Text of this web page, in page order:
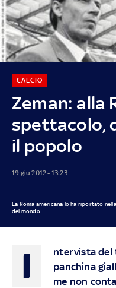
Zeman: alla
spettacolo,
il popolo
CALCIO
19 giu 2012 - 13:23
La Roma americana lo ha riportato
del mondo
I
ntervista del
panchina
me non